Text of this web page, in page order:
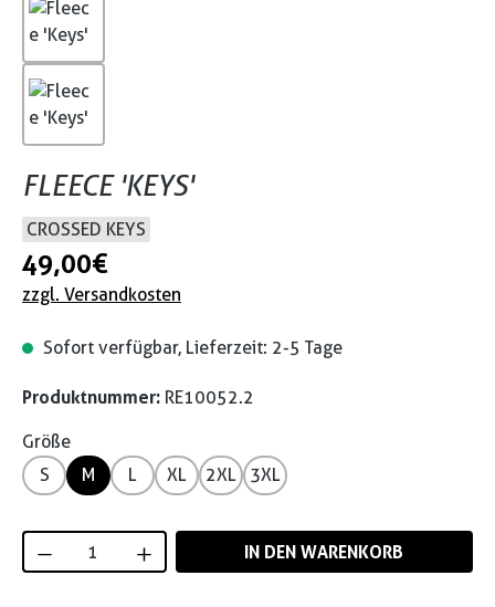
FLEECE 'KEYS'
CROSSED KEYS
49,00 €
zzgl. Versandkosten
Sofort verfügbar, Lieferzeit: 2-5 Tage
Produktnummer: RE10052.2
Größe
S
M L XL 2XL 3XL
Produkt Anzahl: Gib den gewünschten
IN DEN WARENKORB